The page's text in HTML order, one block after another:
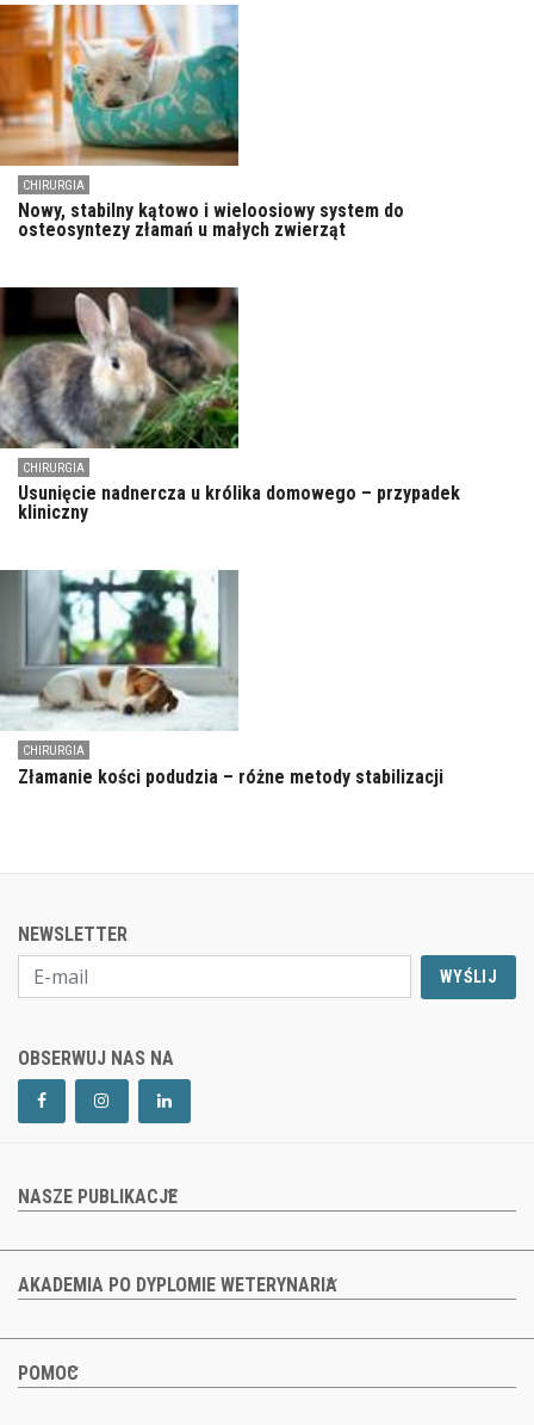
CHIRURGIA
Nowy, stabilny kątowo i wieloosiowy system do
osteosyntezy złamań u małych zwierząt
CHIRURGIA
Usunięcie nadnercza u królika domowego – przypadek
kliniczny
CHIRURGIA
Złamanie kości podudzia – różne metody stabilizacji
NEWSLETTER
WYŚLIJ
OBSERWUJ NAS NA
NASZE PUBLIKACJE
AKADEMIA PO DYPLOMIE WETERYNARIA
POMOC